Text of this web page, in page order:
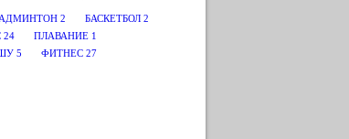
2 БАСКЕТБОЛ 2
24 ПЛАВАНИЕ 1
5 ФИТНЕС 27